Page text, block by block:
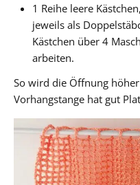
1 Reihe leere
jeweils als
Kästchen über 4
arbeiten.
So wird die Öffnung
Vorhangstange hat gut